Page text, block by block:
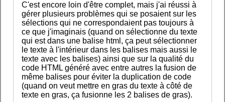
C'est encore loin d'être complet, mais j'ai réussi à
gérer plusieurs problèmes qui se posaient sur les
sélections qui ne correspondaient pas toujours à
ce que j'imaginais (quand on sélectionne du texte
qui est dans une balise html, ça peut sélectionner
le texte à l'intérieur dans les balises mais aussi le
texte avec les balises) ainsi que sur la qualité du
code HTML généré avec entre autres la fusion de
même balises pour éviter la duplication de code
(quand on veut mettre en gras du texte à côté de
texte en gras, ça fusionne les 2 balises de gras).